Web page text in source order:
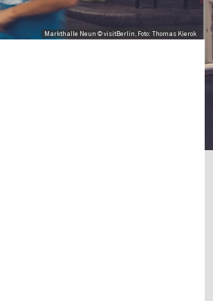
Markthalle Neun © visitBerlin, Foto: Thomas Kierok